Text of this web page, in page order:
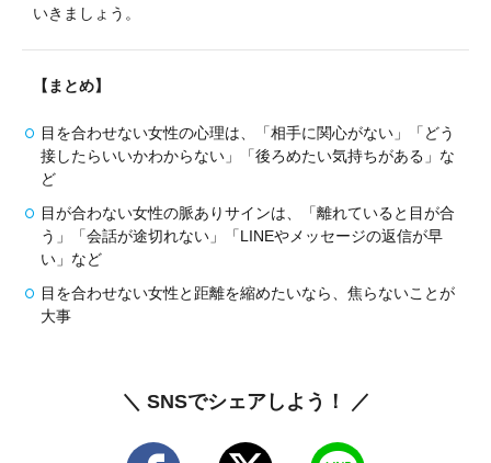
いきましょう。
【まとめ】
目を合わせない女性の心理は、「相手に関心がない」「どう
接したらいいかわからない」「後ろめたい気持ちがある」な
ど
目が合わない女性の脈ありサインは、「離れていると目が合
う」「会話が途切れない」「LINEやメッセージの返信が早
い」など
目を合わせない女性と距離を縮めたいなら、焦らないことが
大事
＼ SNSでシェアしよう！ ／